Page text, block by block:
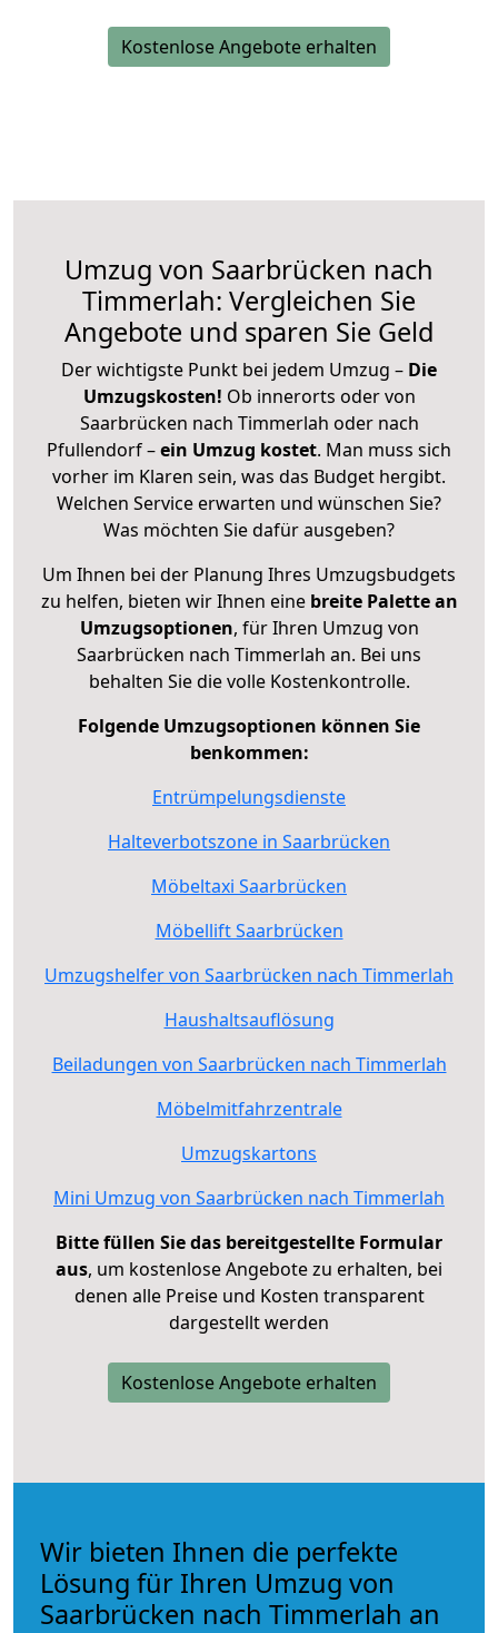
Kostenlose Angebote erhalten
Umzug von Saarbrücken nach
Timmerlah: Vergleichen Sie
Angebote und sparen Sie Geld
Der wichtigste Punkt bei jedem Umzug – Die
Umzugskosten! Ob innerorts oder von
Saarbrücken nach Timmerlah oder nach
Pfullendorf –ein Umzug kostet. Man muss sich
vorher im Klaren sein, was das Budget hergibt.
Welchen Service erwarten und wünschen Sie?
Was möchten Sie dafür ausgeben?
Um Ihnen bei der Planung Ihres Umzugsbudgets
zu helfen, bieten wir Ihnen eine breite Palette an
Umzugsoptionen, für Ihren Umzug von
Saarbrücken nach Timmerlah an. Bei uns
behalten Sie die volle Kostenkontrolle.
Folgende Umzugsoptionen können Sie
benkommen:
Entrümpelungsdienste
Halteverbotszone in Saarbrücken
Möbeltaxi Saarbrücken
Möbellift Saarbrücken
Umzugshelfer von Saarbrücken nach Timmerlah
Haushaltsauflösung
Beiladungen von Saarbrücken nach Timmerlah
Möbelmitfahrzentrale
Umzugskartons
Mini Umzug von Saarbrücken nach Timmerlah
Bitte füllen Sie das bereitgestellte Formular
aus, um kostenlose Angebote zu erhalten, bei
denen alle Preise und Kosten transparent
dargestellt werden
Kostenlose Angebote erhalten
Wir bieten Ihnen die perfekte
Lösung für Ihren Umzug von
Saarbrücken nach Timmerlah an